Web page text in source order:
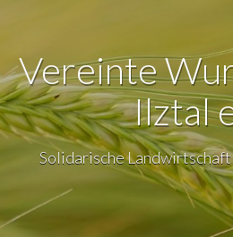
Vereinte
Ilztal
Solidarische